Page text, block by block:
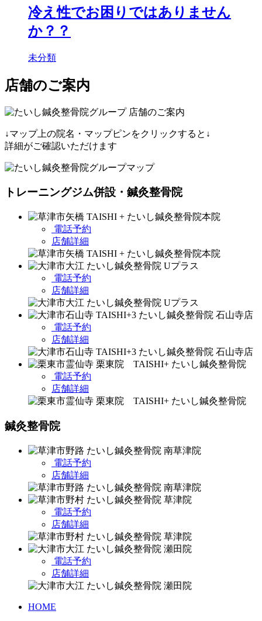
冷え性でお困りではありません
か？？
未分類
店舗のご案内
↓マップ上の院名・マップピンをクリックすると↓
詳細がご確認いただけます
トレーニングジム併設・鍼灸整骨院
電話予約
店舗詳細
電話予約
店舗詳細
電話予約
店舗詳細
電話予約
店舗詳細
鍼灸整骨院
電話予約
店舗詳細
電話予約
店舗詳細
電話予約
店舗詳細
HOME